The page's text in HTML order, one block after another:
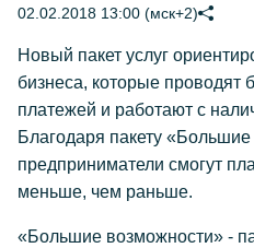
02.02.2018 13:00 (мск+2)
Новый пакет услуг
бизнеса, которые проводят
платежей и работают с
Благодаря пакету
предприниматели смогут
меньше, чем раньше.
«Большие возможности» -